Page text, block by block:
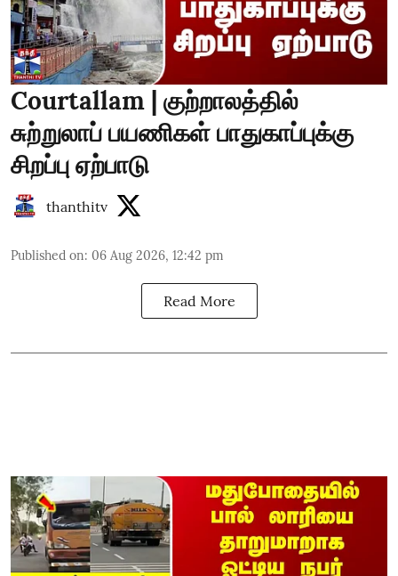
Courtallam | குற்றாலத்தில்
சுற்றுலாப் பயணிகள் பாதுகாப்புக்கு
சிறப்பு ஏற்பாடு
thanthitv
Published on: 06 Aug 2026, 12:42 pm
Read More